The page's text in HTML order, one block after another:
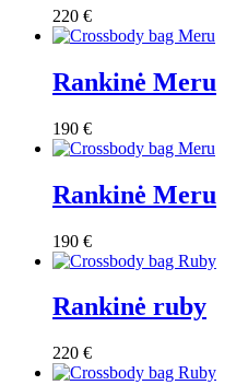
220 €
Rankinė Meru
190 €
Rankinė Meru
190 €
Rankinė ruby
220 €